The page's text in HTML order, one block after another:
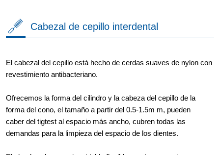
Cabezal de cepillo interdental
El cabezal del cepillo está hecho de cerdas suaves de nylon con
revestimiento antibacteriano.
Ofrecemos la forma del cilindro y la cabeza del cepillo de la
forma del cono, el tamaño a partir del 0.5-1.5m m, pueden
caber del tigtest al espacio más ancho, cubren todas las
demandas para la limpieza del espacio de los dientes.